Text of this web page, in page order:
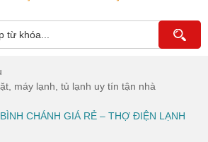
máy lạnh, tủ lạnh uy tín tận nhà
CHÁNH GIÁ RẺ – THỢ ĐIỆN LẠNH